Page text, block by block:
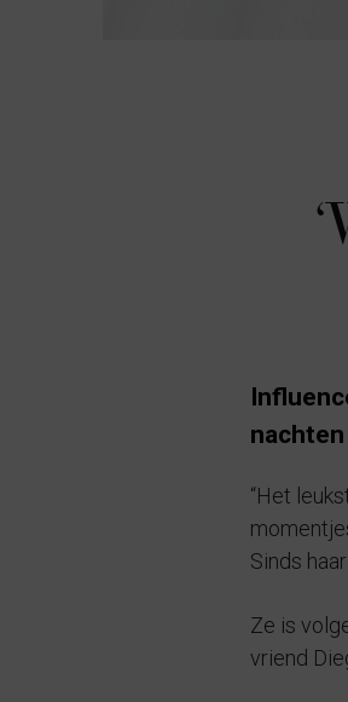
“Het
Sinds
Ze is
vriend